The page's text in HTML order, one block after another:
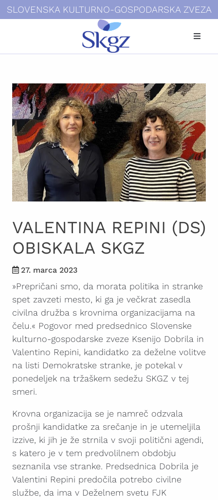
SLOVENSKA KULTURNO-GOSPODARSKA ZVEZA
Kdo smo
Novice
Galerije
Povezave
Kontakti
Login
VALENTINA REPINI (DS)
OBISKALA SKGZ
27. marca 2023
»Prepričani smo, da morata politika in stranke
spet zavzeti mesto, ki ga je večkrat zasedla
civilna družba s krovnima organizacijama na
čelu.« Pogovor med predsednico Slovenske
kulturno-gospodarske zveze Ksenijo Dobrila in
Valentino Repini, kandidatko za deželne volitve
na listi Demokratske stranke, je potekal v
ponedeljek na tržaškem sedežu SKGZ v tej
smeri.
Krovna organizacija se je namreč odzvala
prošnji kandidatke za srečanje in je utemeljila
izzive, ki jih je že strnila v svoji politični agendi,
s katero je v tem predvolilnem obdobju
seznanila vse stranke. Predsednica Dobrila je
Valentini Repini predočila potrebo civilne
službe, da ima v Deželnem svetu FJK